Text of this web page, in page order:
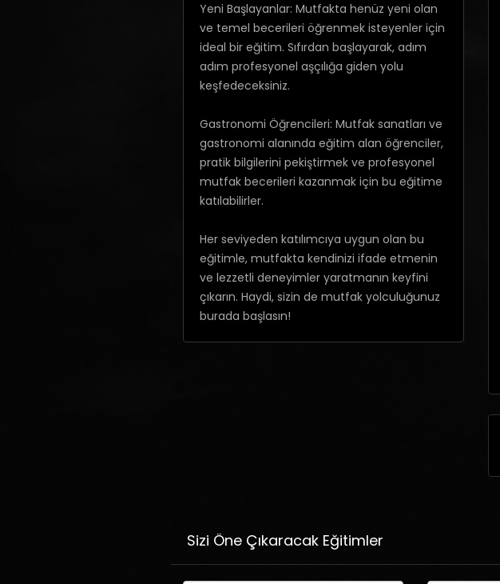
Yeni Başlayanlar: Mutfakta henüz yeni olan
ve temel becerileri öğrenmek isteyenler için
ideal bir eğitim. Sıfırdan başlayarak, adım
adım profesyonel aşçılığa giden yolu
keşfedeceksiniz.
Gastronomi Öğrencileri: Mutfak sanatları ve
gastronomi alanında eğitim alan öğrenciler,
pratik bilgilerini pekiştirmek ve profesyonel
mutfak becerileri kazanmak için bu eğitime
katılabilirler.
Her seviyeden katılımcıya uygun olan bu
eğitimle, mutfakta kendinizi ifade etmenin
ve lezzetli deneyimler yaratmanın keyfini
çıkarın. Haydi, sizin de mutfak yolculuğunuz
burada başlasın!
Sizi Öne Çıkaracak Eğitimler